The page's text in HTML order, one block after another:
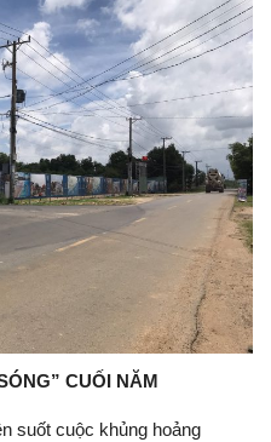
CUỐI NĂM
suốt cuộc khủng hoảng